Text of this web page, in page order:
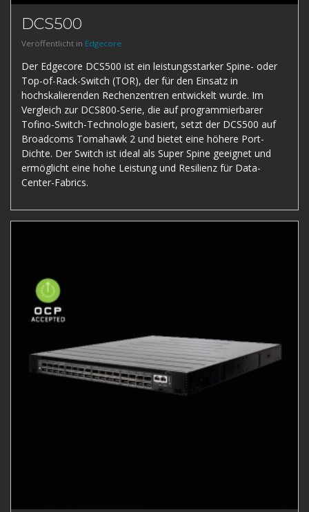
DCS500
Veröffentlicht in Edgecore
Der Edgecore DCS500 ist ein leistungsstarker Spine- oder
Top-of-Rack-Switch (TOR), der für den Einsatz in
hochskalierenden Rechenzentren entwickelt wurde. Im
Vergleich zur DCS800-Serie, die auf programmierbarer
Tofino-Switch-Technologie basiert, setzt der DCS500 auf
Broadcoms Tomahawk 2 und bietet eine höhere Port-
Dichte. Der Switch ist ideal als Super Spine geeignet und
ermöglicht eine hohe Leistung und Resilienz für Data-
Center-Fabrics.